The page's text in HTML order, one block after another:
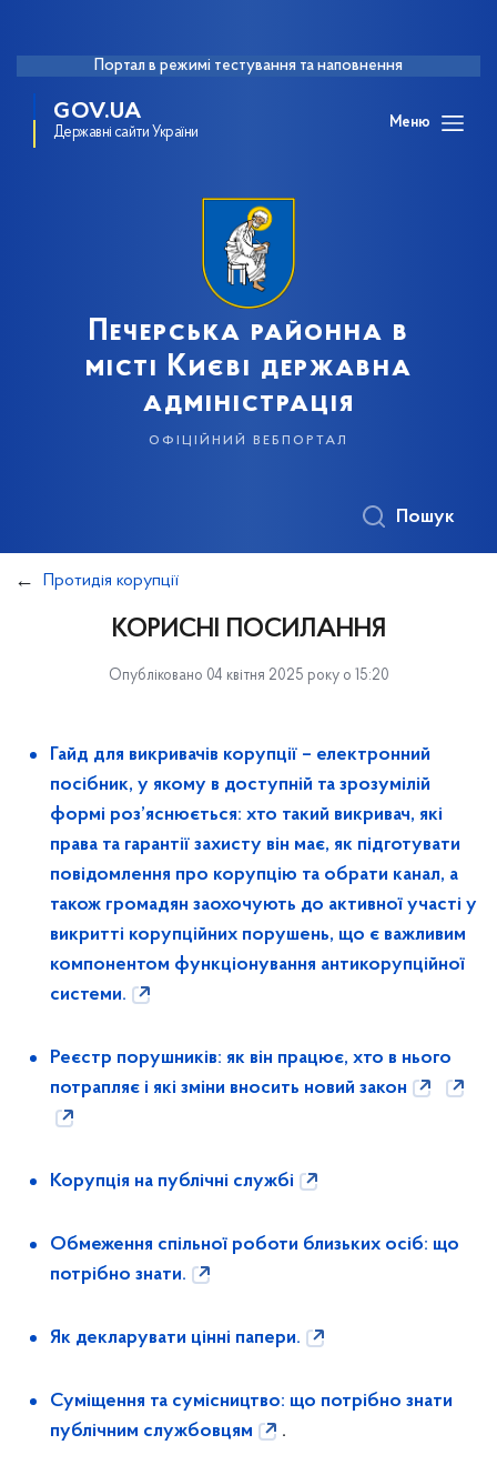
Портал в режимі тестування та наповнення
GOV.UA
Державні сайти України
Меню
Печерська районна в
місті Києві державна
адміністрація
офіційний вебпортал
Пошук
Протидія корупції
КОРИСНІ ПОСИЛАННЯ
Опубліковано 04 квітня 2025 року о 15:20
Гайд для викривачів корупції – електронний
посібник, у якому в доступній та зрозумілій
формі роз’яснюється: хто такий викривач, які
права та гарантії захисту він має, як підготувати
повідомлення про корупцію та обрати канал, а
також громадян заохочують до активної участі у
викритті корупційних порушень, що є важливим
компонентом функціонування антикорупційної
системи.
Реєстр порушників: як він працює, хто в нього
потрапляє і які зміни вносить новий закон
Корупція на публічні службі
Обмеження спільної роботи близьких осіб: що
потрібно знати.
Як декларувати цінні папери.
Суміщення та сумісництво: що потрібно знати
публічним службовцям
.